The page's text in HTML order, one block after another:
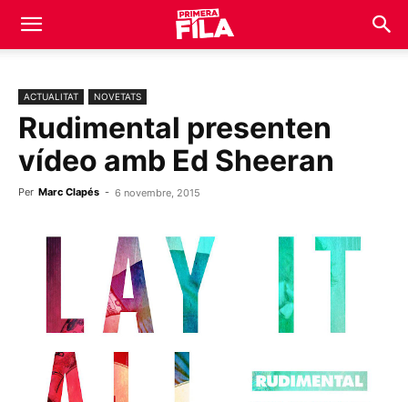
ACTUALITAT NOVETATS
Rudimental presenten
vídeo amb Ed Sheeran
Per Marc Clapés - 6 novembre, 2015